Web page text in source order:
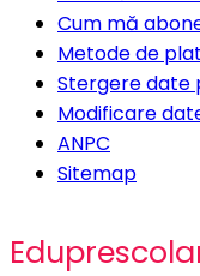
Cum mă
Metode de
Stergere date
Modificare
ANPC
Sitemap